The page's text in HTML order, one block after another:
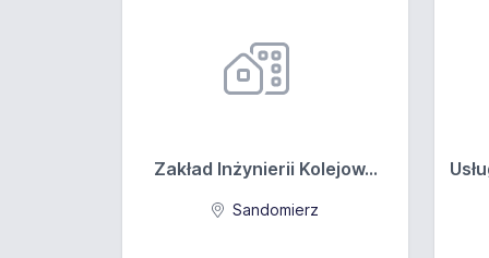
Zakład Inżynierii Kolejow...
Sandomierz